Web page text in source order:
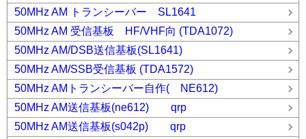
50MHz AM トランシーバー SL1641
50MHz AM 受信基板 HF/VHF向 (TDA1072)
50MHz AM/DSB送信基板(SL1641)
50MHz AM/SSB受信基板 (TDA1572)
50MHz AMトランシーバー自作( NE612)
50MHz AM送信基板(ne612) qrp
50MHz AM送信基板(s042p) qrp